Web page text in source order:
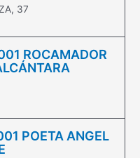
37
ROCAMADOR
POETA ANGEL